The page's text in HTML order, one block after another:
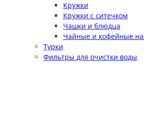
Кружки
Кружки с ситечком
Чашки и блюдца
Чайные и кофейные
Турки
Фильтры для очистки воды